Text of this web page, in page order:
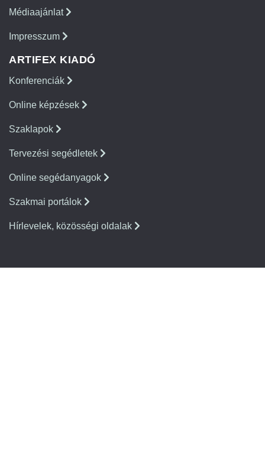
Médiaajánlat
Impresszum
ARTIFEX KIADÓ
Konferenciák
Online képzések
Szaklapok
Tervezési segédletek
Online segédanyagok
Szakmai portálok
Hírlevelek, közösségi oldalak